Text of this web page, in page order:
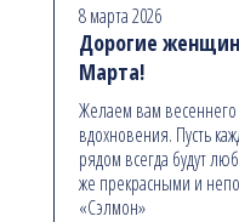
8 марта 2026
Дорогие
Марта!
Желаем вам
вдохновения. Пусть
рядом всегда будут
же прекрасными и
«Сэлмон»